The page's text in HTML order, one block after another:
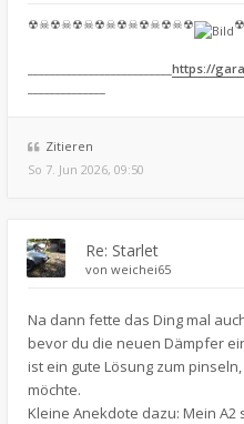
☢☠☢☠☢☠☢☠☢☠☢☠☢☠☢
https://
Zitieren
So 7. Jun 2026, 09:50
Re: Starlet
von weichei65
Na dann fette das Ding mal
bevor du die neuen Dämpfer
ist ein gute Lösung zum
möchte.
Kleine Anekdote dazu: Mein